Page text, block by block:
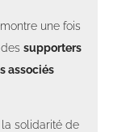
une fois
supporters
associés
solidarité de